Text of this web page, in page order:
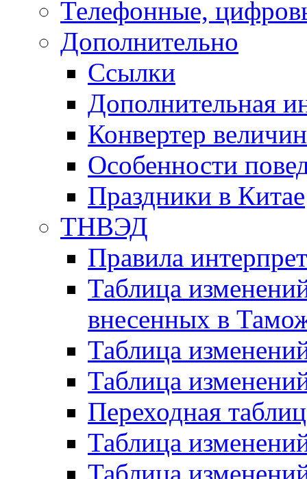
Телефонные,
Дополнительно
Ссылки
Дополнительная
Конвертер
Особенности
Праздники в Китае
ТНВЭД
Правила
Таблица
внесенных в
Таблица
Таблица
Переходная
Таблица
Таблица